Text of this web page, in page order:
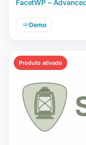
FacetWP –
Demo
Produto ativado